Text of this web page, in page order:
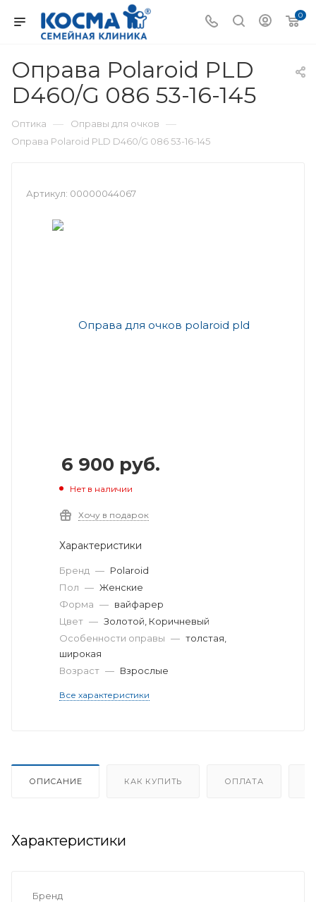
0
Оправа Polaroid PLD
D460/G 086 53-16-145
Оптика — Оправы для очков —
Оправа Polaroid PLD D460/G 086 53-16-145
Артикул: 00000044067
6 900 руб.
Нет в наличии
Хочу в подарок
Характеристики
Бренд — Polaroid
Пол — Женские
Форма — вайфарер
Цвет — Золотой, Коричневый
Особенности оправы — толстая,
широкая
Возраст — Взрослые
Все характеристики
ОПИСАНИЕ КАК КУПИТЬ ОПЛАТА
Характеристики
Бренд